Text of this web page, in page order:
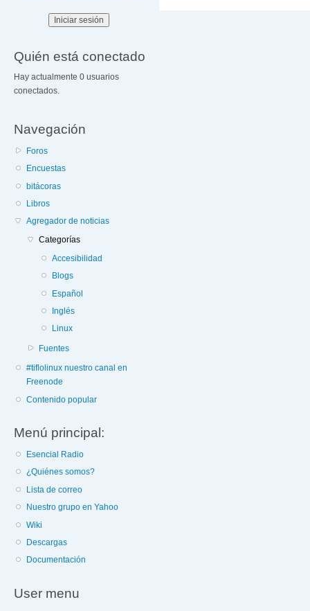
Quién está conectado
Hay actualmente 0 usuarios
conectados.
Navegación
Foros
Encuestas
bitácoras
Libros
Agregador de noticias
Categorías
Accesibilidad
Blogs
Español
Inglés
Linux
Fuentes
#tiflolinux nuestro canal en
Freenode
Contenido popular
Menú principal:
Esencial Radio
¿Quiénes somos?
Lista de correo
Nuestro grupo en Yahoo
Wiki
Descargas
Documentación
User menu